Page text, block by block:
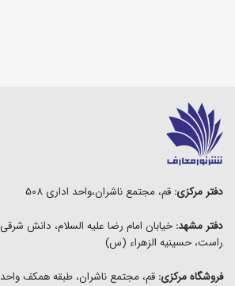
دفتر مرکزی: قم، مجتمع ناشران،واحد اداری 508
دفتر مشهد:
راست، حسینیه الزهراء (س)
فروشگاه مرکزی: قم، مجتمع ناشران، طبقه همکف واحد G32